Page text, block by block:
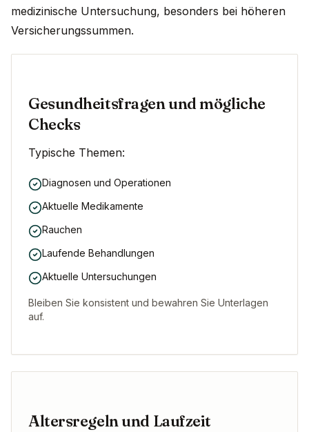
medizinische Untersuchung, besonders bei höheren
Versicherungssummen.
Gesundheitsfragen und mögliche
Checks
Typische Themen:
Diagnosen und Operationen
Aktuelle Medikamente
Rauchen
Laufende Behandlungen
Aktuelle Untersuchungen
Bleiben Sie konsistent und bewahren Sie Unterlagen
auf.
Altersregeln und Laufzeit